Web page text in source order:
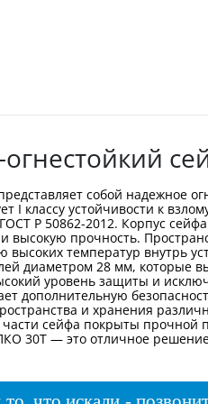
собой надежное
I классу устойчивости к
ГОСТ Р 50862-2012. Корпус
и высокую прочность.
высоких температур внутрь
диаметром 28 мм, которые
уровень защиты и
дополнительную
и хранения
сейфа покрыты прочной
30Т — это отличное